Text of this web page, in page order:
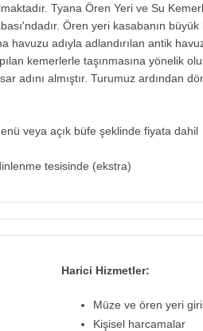
Tyana Ören Yeri ve Su
Ören yeri kasabanın
havuzu adıyla adlandırılan antik
kemerlerle taşınmasına yönelik
adını almıştır. Turumuz ardından
veya açık büfe şeklinde fiyata dahil
tesisinde (ekstra)
Harici Hizmetler:
Müze ve ören yeri
Kişisel harcamalar